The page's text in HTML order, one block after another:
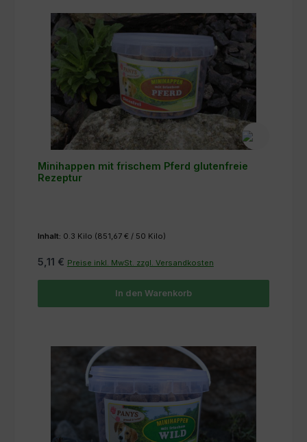
Minihappen mit frischem Pferd glutenfreie
Rezeptur
Inhalt: 0.3 Kilo (851,67 € / 50 Kilo)
5,11 € Preise inkl. MwSt. zzgl. Versandkosten
In den Warenkorb